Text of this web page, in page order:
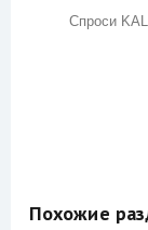
Похожие